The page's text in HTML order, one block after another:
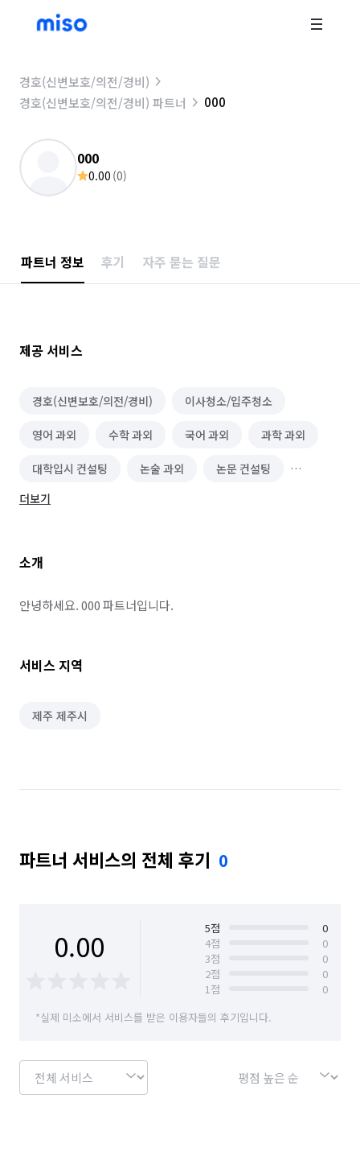
경호(신변보호/의전/경비)
경호(신변보호/의전/경비) 파트너
000
000
0.00 (0)
파트너 정보 후기 자주 묻는 질문
제공 서비스
경호(신변보호/의전/경비) 이사청소/입주청소
영어 과외 수학 과외 국어 과외 과학 과외
대학입시 컨설팅 논술 과외 논문 컨설팅
검정고시 과외
정리수납 전문가
더보기
소개
안녕하세요. 000 파트너입니다.
서비스 지역
제주 제주시
파트너 서비스의 전체 후기 0
0.00 5점
0
4점
0
3점
0
2점
0
1점
0
*실제 미소에서 서비스를 받은 이용자들의 후기입니다.